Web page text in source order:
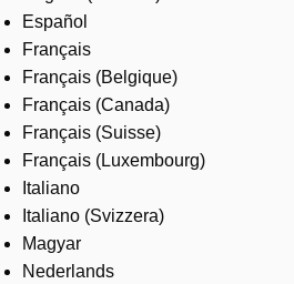
Español
Français
Français (Belgique)
Français (Canada)
Français (Suisse)
Français (Luxembourg)
Italiano
Italiano (Svizzera)
Magyar
Nederlands